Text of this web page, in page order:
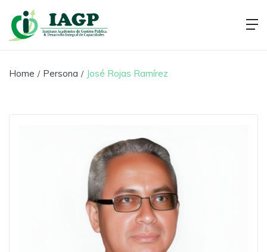
Home Persona José Rojas Ramírez